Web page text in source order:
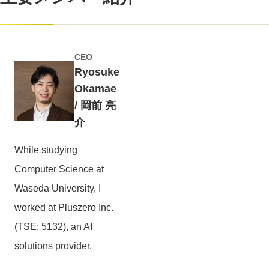
CEO
Ryosuke
Okamae
/ 岡前 亮
介
While studying
Computer Science at
Waseda University, I
worked at Pluszero Inc.
(TSE: 5132), an AI
solutions provider.